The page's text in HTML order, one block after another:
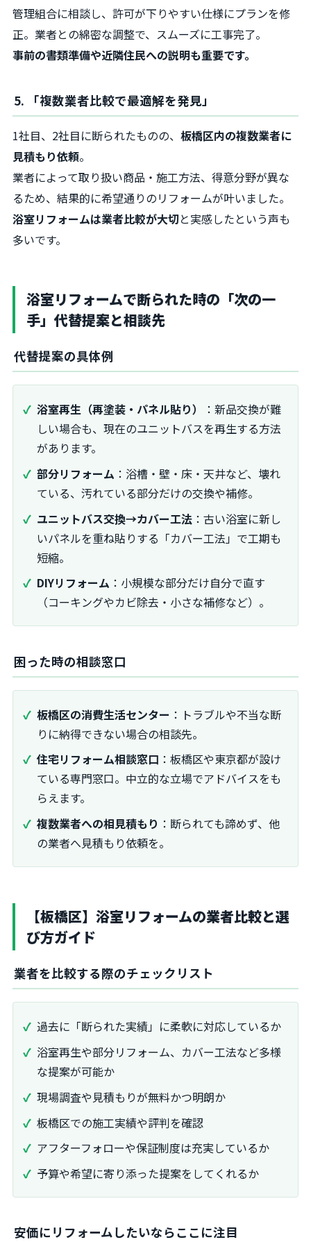
管理組合に相談し、許可が下りやすい仕様にプランを修
正。業者との綿密な調整で、スムーズに工事完了。
事前の書類準備や近隣住民への説明も重要です。
5. 「複数業者比較で最適解を発見」
1社目、2社目に断られたものの、 板橋区内の複数業者に
見積もり依頼。
業者によって取り扱い商品・施工方法、得意分野が異な
るため、結果的に希望通りのリフォームが叶いました。
浴室リフォームは業者比較が大切と実感したという声も
多いです。
浴室リフォームで断られた時の「次の一
手」代替提案と相談先
代替提案の具体例
浴室再生（再塗装・パネル貼り）
：新品交換が難
しい場合も、現在のユニットバスを再生する方法
があります。
部分リフォーム ：浴槽・壁・床・天井など、壊れ
ている、汚れている部分だけの交換や補修。
ユニットバス交換→カバー工法 ：古い浴室に新し
いパネルを重ね貼りする「カバー工法」で工期も
短縮。
DIYリフォーム ：小規模な部分だけ自分で直す
（コーキングやカビ除去・小さな補修など）。
困った時の相談窓口
板橋区の消費生活センター ：トラブルや不当な断
りに納得できない場合の相談先。
住宅リフォーム相談窓口 ：板橋区や東京都が設け
ている専門窓口。中立的な立場でアドバイスをも
らえます。
複数業者への相見積もり ：断られても諦めず、他
の業者へ見積もり依頼を。
【板橋区】浴室リフォームの業者比較と選
び方ガイド
業者を比較する際のチェックリスト
過去に「断られた実績」に柔軟に対応しているか
浴室再生や部分リフォーム、カバー工法など多様
な提案が可能か
現場調査や見積もりが無料かつ明朗か
板橋区での施工実績や評判を確認
アフターフォローや保証制度は充実しているか
予算や希望に寄り添った提案をしてくれるか
安価にリフォームしたいならここに注目